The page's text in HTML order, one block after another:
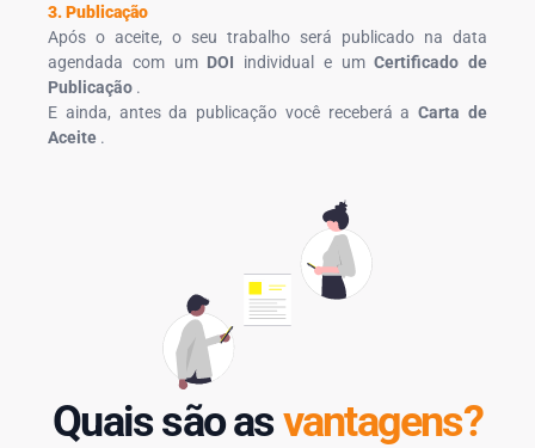
3. Publicação
Após o aceite, o seu trabalho será publicado na data
agendada com um DOI individual e umCertificado de
Publicação .
E ainda, antes da publicação você receberá aCarta de
Aceite .
Quais são asvantagens?